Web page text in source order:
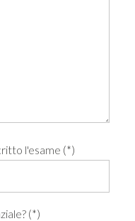
l'esame (*)
(*)